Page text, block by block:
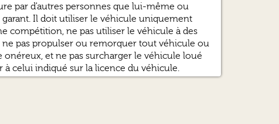
par d'autres personnes que lui-même ou
garant. Il doit utiliser le véhicule uniquement
compétition, ne pas utiliser le véhicule à des
pas propulser ou remorquer tout véhicule ou
et ne pas surcharger le véhicule loué
celui indiqué sur la licence du véhicule.